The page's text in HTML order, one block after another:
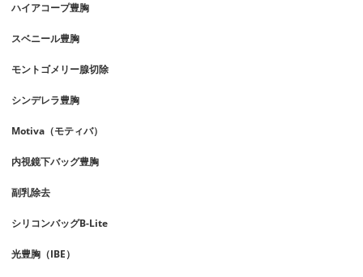
ハイアコープ豊胸
スベニール豊胸
モントゴメリー腺切除
シンデレラ豊胸
Motiva（モティバ）
内視鏡下バッグ豊胸
副乳除去
シリコンバッグB-Lite
光豊胸（IBE）